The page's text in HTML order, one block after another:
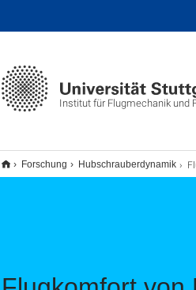
Institut für Flugmechanik und
Forschung Hubschrauberdynamik